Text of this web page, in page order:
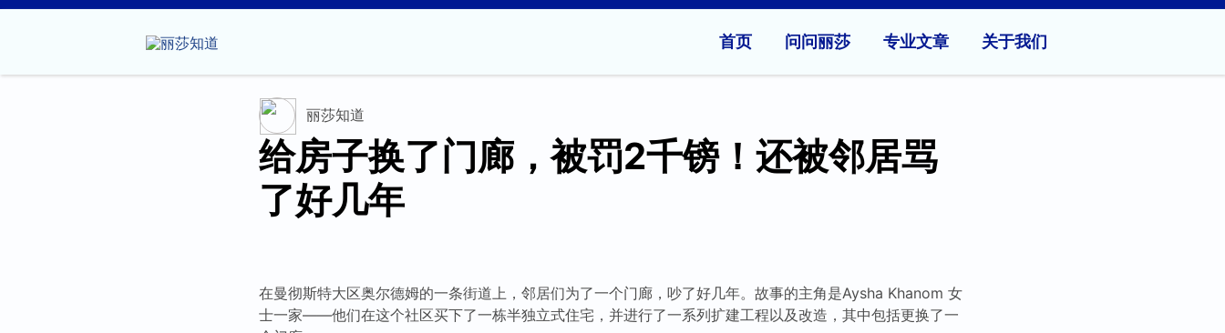
首页 问问丽莎 专业文章 关于我们
丽莎知道
给房子换了门廊，被罚2千镑！还被邻居骂
了好几年
在曼彻斯特大区奥尔德姆的一条街道上，邻居们为了一个门廊，吵了好几年。故事的主角是Aysha Khanom 女
士一家——他们在这个社区买下了一栋半独立式住宅，并进行了一系列扩建工程以及改造，其中包括更换了一